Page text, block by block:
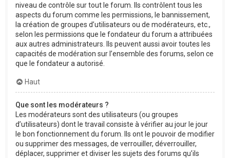
niveau de contrôle sur tout le forum. Ils contrôlent tous les
aspects du forum comme les permissions, le bannissement,
la création de groupes d’utilisateurs ou de modérateurs, etc.,
selon les permissions que le fondateur du forum a attribuées
aux autres administrateurs. Ils peuvent aussi avoir toutes les
capacités de modération sur l’ensemble des forums, selon ce
que le fondateur a autorisé.
Haut
Que sont les modérateurs ?
Les modérateurs sont des utilisateurs (ou groupes
d’utilisateurs) dont le travail consiste à vérifier au jour le jour
le bon fonctionnement du forum. Ils ont le pouvoir de modifier
ou supprimer des messages, de verrouiller, déverrouiller,
déplacer, supprimer et diviser les sujets des forums qu’ils